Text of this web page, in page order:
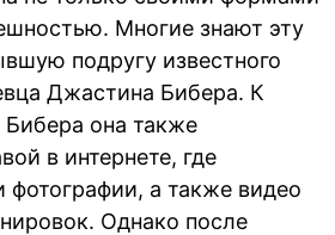
Многие знают эту
подругу известного
Джастина Бибера. К
Бибера она также
в интернете, где
фотографии, а также видео
Однако после